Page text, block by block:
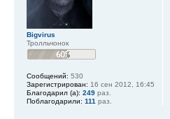
Bigvirus
Тролльчонок
Сообщений: 530
Зарегистрирован: 16 сен 2012, 16:45
Благодарил (а): 249 раз.
Поблагодарили: 111 раз.